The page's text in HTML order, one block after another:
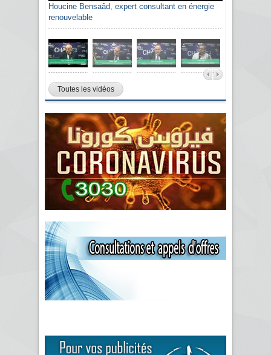
Houcine Bensaâd, expert consultant en énergie
renouvelable
Toutes les vidéos